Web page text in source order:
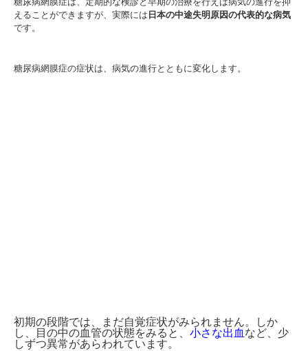
えることができますが、実際には日本の中途失明原因の代表的な病気
です。
糖尿病網膜症の症状は、病気の進行とともに変化します。
初期の段階では、まだ自覚症状がみられません。しか
し、目の中の血管の状態をみると、 小さな出血 など、少
しずつ異常があらわれています。